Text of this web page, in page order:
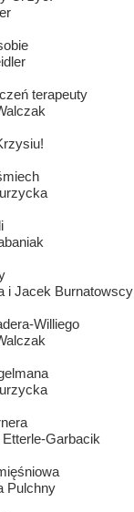
terapeuty
i Jacek Burnatowscy
Williego
Garbacik
Pulchny